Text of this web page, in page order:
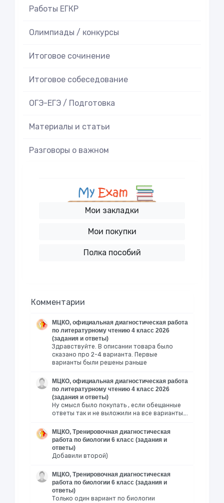
Работы ЕГКР
Олимпиады / конкурсы
Итоговое cочинение
Итоговое cобеседование
ОГЭ-ЕГЭ / Подготовка
Материалы и статьи
Разговоры о важном
Мои закладки
Мои покупки
Полка пособий
Комментарии
МЦКО, официальная диагностическая работа
по литературному чтению 4 класс 2026
(задания и ответы)
Здравствуйте. В описании товара было
сказано про 2-4 варианта. Первые
варианты были решены раньше
МЦКО, официальная диагностическая работа
по литературному чтению 4 класс 2026
(задания и ответы)
Ну смысл было покупать , если обещанные
ответы так и не выложили на все варианты….
МЦКО, Тренировочная диагностическая
работа по биологии 6 класс (задания и
ответы)
Добавили второй)
МЦКО, Тренировочная диагностическая
работа по биологии 6 класс (задания и
ответы)
Только один вариант по биологии